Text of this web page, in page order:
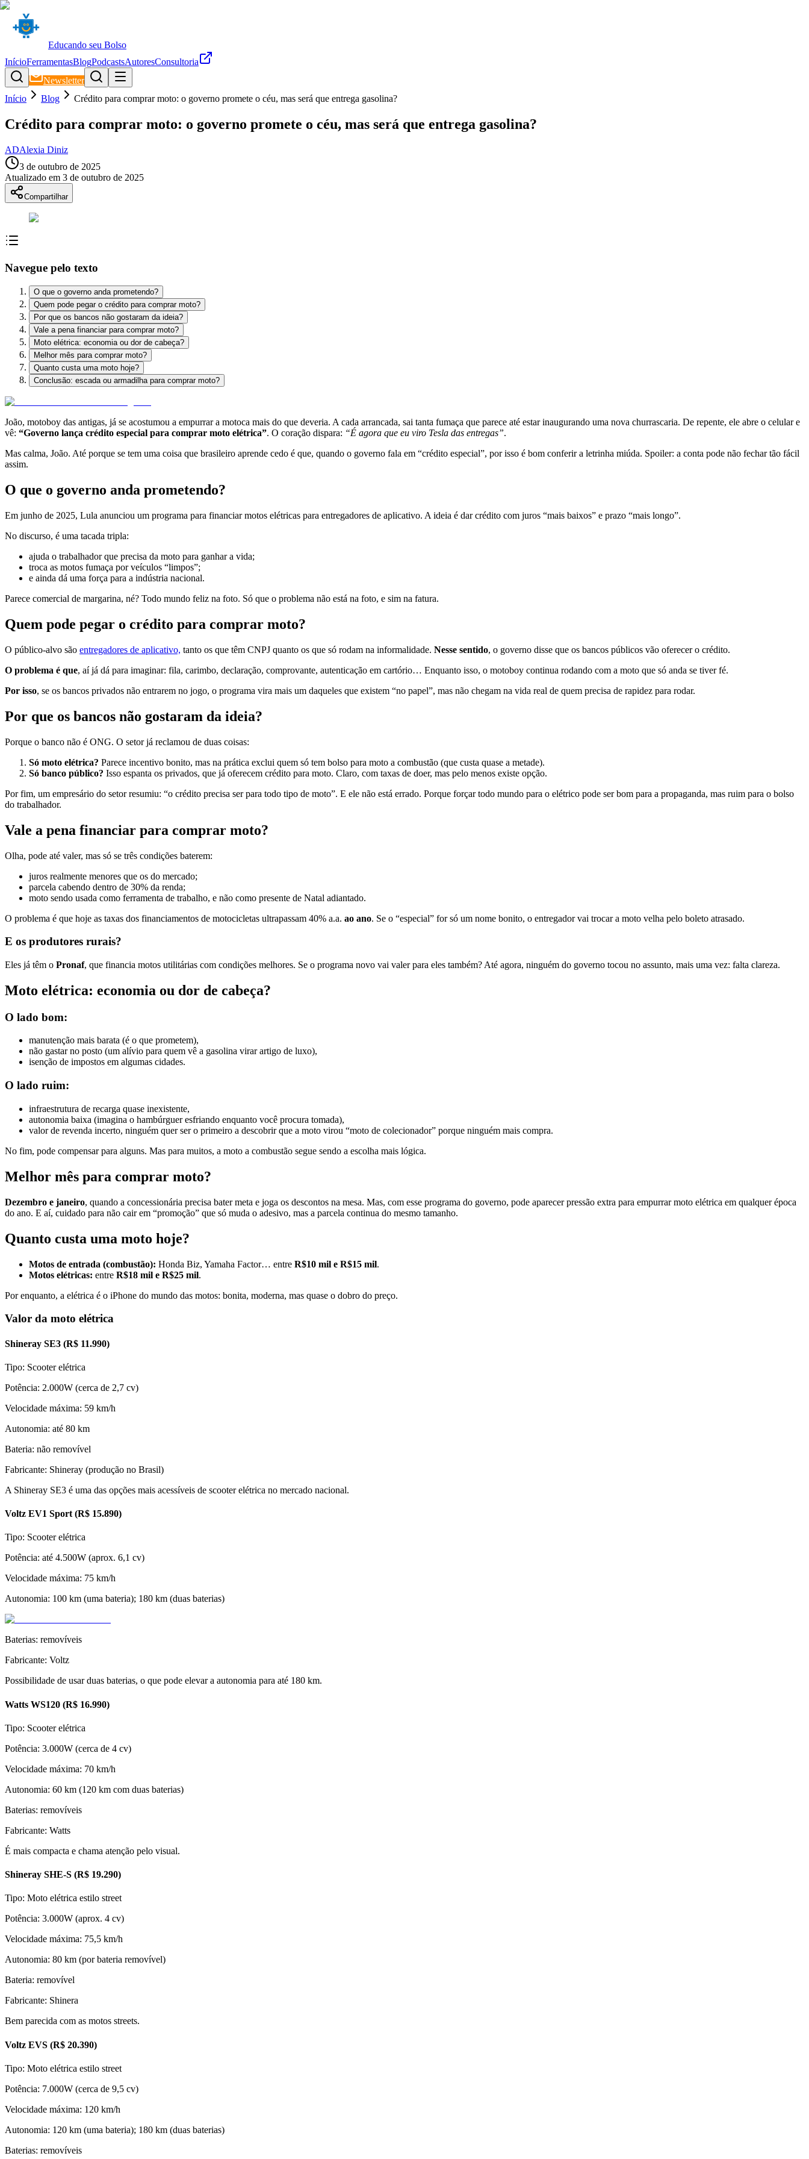
Educando seu Bolso
InícioFerramentasBlogPodcastsAutoresConsultoria
Newsletter
Início
Blog Crédito para comprar moto: o governo promete o céu, mas será que entrega gasolina?
Crédito para comprar moto: o governo promete o céu, mas será que entrega gasolina?
ADAlexia Diniz
3 de outubro de 2025
Atualizado em 3 de outubro de 2025
Compartilhar
Navegue pelo texto
O que o governo anda prometendo?
Quem pode pegar o crédito para comprar moto?
Por que os bancos não gostaram da ideia?
Vale a pena financiar para comprar moto?
Moto elétrica: economia ou dor de cabeça?
Melhor mês para comprar moto?
Quanto custa uma moto hoje?
Conclusão: escada ou armadilha para comprar moto?
João, motoboy das antigas, já se acostumou a empurrar a motoca mais do que deveria. A cada arrancada, sai tanta fumaça que parece até estar inaugurando uma nova churrascaria. De repente, ele abre o celular e
vê: “Governo lança crédito especial para comprar moto elétrica”. O coração dispara: “É agora que eu viro Tesla das entregas”.
Mas calma, João. Até porque se tem uma coisa que brasileiro aprende cedo é que, quando o governo fala em “crédito especial”, por isso é bom conferir a letrinha miúda. Spoiler: a conta pode não fechar tão fácil
assim.
O que o governo anda prometendo?
Em junho de 2025, Lula anunciou um programa para financiar motos elétricas para entregadores de aplicativo. A ideia é dar crédito com juros “mais baixos” e prazo “mais longo”.
No discurso, é uma tacada tripla:
ajuda o trabalhador que precisa da moto para ganhar a vida;
troca as motos fumaça por veículos “limpos”;
e ainda dá uma força para a indústria nacional.
Parece comercial de margarina, né? Todo mundo feliz na foto. Só que o problema não está na foto, e sim na fatura.
Quem pode pegar o crédito para comprar moto?
O público-alvo são entregadores de aplicativo, tanto os que têm CNPJ quanto os que só rodam na informalidade. Nesse sentido, o governo disse que os bancos públicos vão oferecer o crédito.
O problema é que, aí já dá para imaginar: fila, carimbo, declaração, comprovante, autenticação em cartório… Enquanto isso, o motoboy continua rodando com a moto que só anda se tiver fé.
Por isso, se os bancos privados não entrarem no jogo, o programa vira mais um daqueles que existem “no papel”, mas não chegam na vida real de quem precisa de rapidez para rodar.
Por que os bancos não gostaram da ideia?
Porque o banco não é ONG. O setor já reclamou de duas coisas:
Só moto elétrica? Parece incentivo bonito, mas na prática exclui quem só tem bolso para moto a combustão (que custa quase a metade).
Só banco público? Isso espanta os privados, que já oferecem crédito para moto. Claro, com taxas de doer, mas pelo menos existe opção.
Por fim, um empresário do setor resumiu: “o crédito precisa ser para todo tipo de moto”. E ele não está errado. Porque forçar todo mundo para o elétrico pode ser bom para a propaganda, mas ruim para o bolso
do trabalhador.
Vale a pena financiar para comprar moto?
Olha, pode até valer, mas só se três condições baterem:
juros realmente menores que os do mercado;
parcela cabendo dentro de 30% da renda;
moto sendo usada como ferramenta de trabalho, e não como presente de Natal adiantado.
O problema é que hoje as taxas dos financiamentos de motocicletas ultrapassam 40% a.a. ao ano. Se o “especial” for só um nome bonito, o entregador vai trocar a moto velha pelo boleto atrasado.
E os produtores rurais?
Eles já têm o Pronaf, que financia motos utilitárias com condições melhores. Se o programa novo vai valer para eles também? Até agora, ninguém do governo tocou no assunto, mais uma vez: falta clareza.
Moto elétrica: economia ou dor de cabeça?
O lado bom:
manutenção mais barata (é o que prometem),
não gastar no posto (um alívio para quem vê a gasolina virar artigo de luxo),
isenção de impostos em algumas cidades.
O lado ruim:
infraestrutura de recarga quase inexistente,
autonomia baixa (imagina o hambúrguer esfriando enquanto você procura tomada),
valor de revenda incerto, ninguém quer ser o primeiro a descobrir que a moto virou “moto de colecionador” porque ninguém mais compra.
No fim, pode compensar para alguns. Mas para muitos, a moto a combustão segue sendo a escolha mais lógica.
Melhor mês para comprar moto?
Dezembro e janeiro, quando a concessionária precisa bater meta e joga os descontos na mesa. Mas, com esse programa do governo, pode aparecer pressão extra para empurrar moto elétrica em qualquer época
do ano. E aí, cuidado para não cair em “promoção” que só muda o adesivo, mas a parcela continua do mesmo tamanho.
Quanto custa uma moto hoje?
Motos de entrada (combustão): Honda Biz, Yamaha Factor… entre R$10 mil e R$15 mil.
Motos elétricas: entre R$18 mil e R$25 mil.
Por enquanto, a elétrica é o iPhone do mundo das motos: bonita, moderna, mas quase o dobro do preço.
Valor da moto elétrica
Shineray SE3 (R$ 11.990)
Tipo: Scooter elétrica
Potência: 2.000W (cerca de 2,7 cv)
Velocidade máxima: 59 km/h
Autonomia: até 80 km
Bateria: não removível
Fabricante: Shineray (produção no Brasil)
A Shineray SE3 é uma das opções mais acessíveis de scooter elétrica no mercado nacional.
Voltz EV1 Sport (R$ 15.890)
Tipo: Scooter elétrica
Potência: até 4.500W (aprox. 6,1 cv)
Velocidade máxima: 75 km/h
Autonomia: 100 km (uma bateria); 180 km (duas baterias)
Baterias: removíveis
Fabricante: Voltz
Possibilidade de usar duas baterias, o que pode elevar a autonomia para até 180 km.
Watts WS120 (R$ 16.990)
Tipo: Scooter elétrica
Potência: 3.000W (cerca de 4 cv)
Velocidade máxima: 70 km/h
Autonomia: 60 km (120 km com duas baterias)
Baterias: removíveis
Fabricante: Watts
É mais compacta e chama atenção pelo visual.
Shineray SHE-S (R$ 19.290)
Tipo: Moto elétrica estilo street
Potência: 3.000W (aprox. 4 cv)
Velocidade máxima: 75,5 km/h
Autonomia: 80 km (por bateria removível)
Bateria: removível
Fabricante: Shinera
Bem parecida com as motos streets.
Voltz EVS (R$ 20.390)
Tipo: Moto elétrica estilo street
Potência: 7.000W (cerca de 9,5 cv)
Velocidade máxima: 120 km/h
Autonomia: 120 km (uma bateria); 180 km (duas baterias)
Baterias: removíveis